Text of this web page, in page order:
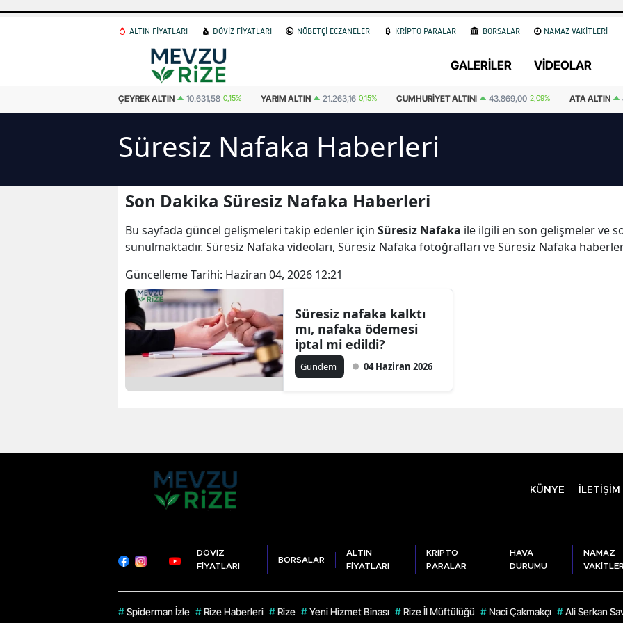
ALTIN FİYATLARI DÖVİZ FİYATLARI NÖBETÇİ ECZANELER KRİPTO PARALAR BORSALAR NAMAZ VAKİTLERİ
GALERİLER VİDEOLAR
ÇEYREK ALTIN 10.631,58 0,15% YARIM ALTIN 21.263,16 0,15% CUMHURIYET ALTINI 43.869,00 2,09% ATA ALTIN
Süresiz Nafaka Haberleri
Son Dakika Süresiz Nafaka Haberleri
Bu sayfada güncel gelişmeleri takip edenler için Süresiz Nafaka ile ilgili en son gelişmeler ve
sunulmaktadır. Süresiz Nafaka videoları, Süresiz Nafaka fotoğrafları ve Süresiz Nafaka
Güncelleme Tarihi: Haziran 04, 2026 12:21
Süresiz nafaka kalktı
mı, nafaka ödemesi
iptal mi edildi?
Gündem 04 Haziran 2026
KÜNYE İLETİŞİM
DÖVİZ
FİYATLARI
BORSALAR
ALTIN
FİYATLARI
KRİPTO
PARALAR
HAVA
DURUMU
NAMAZ
VAKİTLERİ
# Spiderman İzle # Rize Haberleri # Rize # Yeni Hizmet Binası # Rize İl Müftülüğü # Naci Çakmakçı # Ali Serkan